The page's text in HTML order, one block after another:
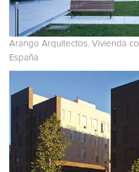
Arango Arquitectos. Vivienda
España